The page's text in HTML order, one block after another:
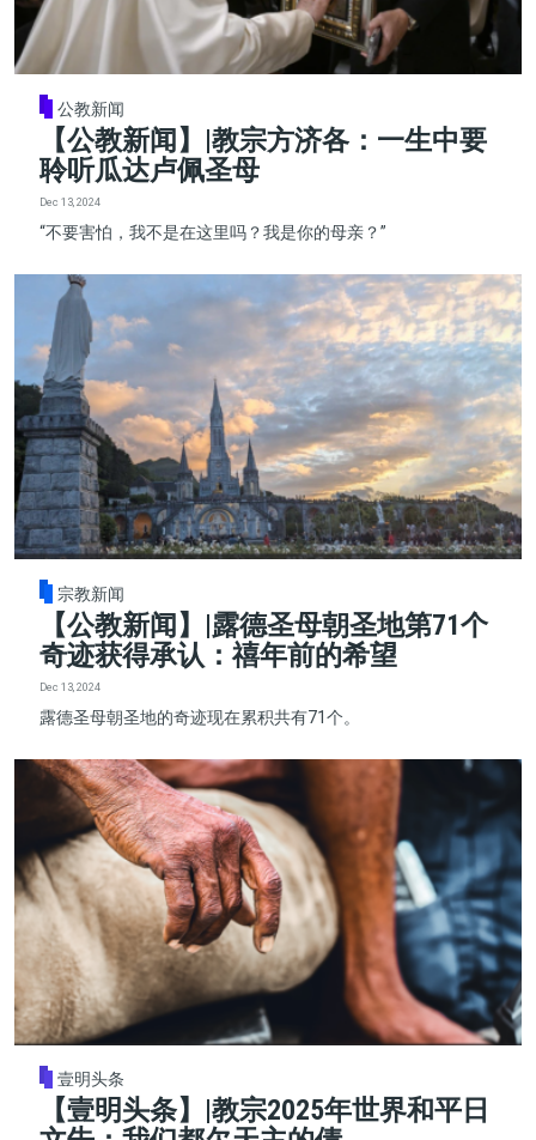
公教新闻
【公教新闻】|教宗方济各：一生中要
聆听瓜达卢佩圣母
Dec 13, 2024
“不要害怕，我不是在这里吗？我是你的母亲？”
宗教新闻
【公教新闻】|露德圣母朝圣地第71个
奇迹获得承认：禧年前的希望
Dec 13, 2024
露德圣母朝圣地的奇迹现在累积共有71个。
壹明头条
【壹明头条】|教宗2025年世界和平日